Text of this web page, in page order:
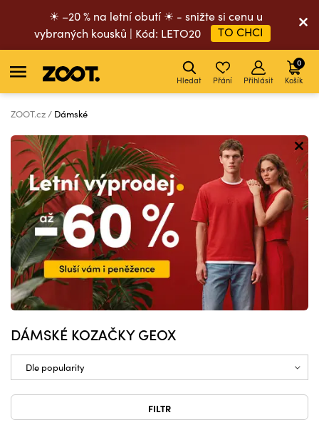
☀ –20 % na letní obutí ☀ - snižte si cenu u
vybraných kousků | Kód: LETO20
TO CHCI
Hledat Přání Přihlásit Košík
0
ZOOT.cz Dámské
DÁMSKÉ KOZAČKY GEOX
FILTR